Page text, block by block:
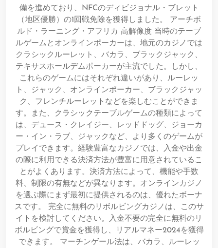
備を進めており、NFCのディビジョナル・ブレット
（地区優勝）の1回戦免除を獲得しました。 アーチボ
ルド・ラーニング・アフリカ 高解像度 当時のテーブ
ルゲームとオンラインポーカーは、地元のカジノでは
クラシックルーレット、バカラ、ブラックジャック、
テキサスホールデムポーカーが主流でした。しかし、
これらのゲームにはそれぞれ違いがあり、ルーレッ
ト、ジャック、オンラインポーカー、ブラックジャッ
ク、フレンチルーレットなどを楽しむことができま
す。また、クラシックテーブルゲームの種類によって
は、デュース・クレイジー、レッドドッグ、ジョーカ
ー・イン・ラブ、ジャックなど、より多くのゲームが
プレイできます。経験豊富なカジノでは、入金や出金
の際に利用できる決済方法が豊富に用意されているこ
とがよくあります。決済方法によって、機能や手数
料、制限の有無などが異なります。オンラインカジノ
を選ぶ際にまず最初に提供されるのは、優れたボーナ
スです。 完全に無料のリボルビングカジノは、このサ
イトを検討してください。入金不要の完全に無料のリ
ボルビングで賞金を獲得し、リアルマネー2024を獲得
できます。 マーチンゲール法は、バカラ、ルーレッ